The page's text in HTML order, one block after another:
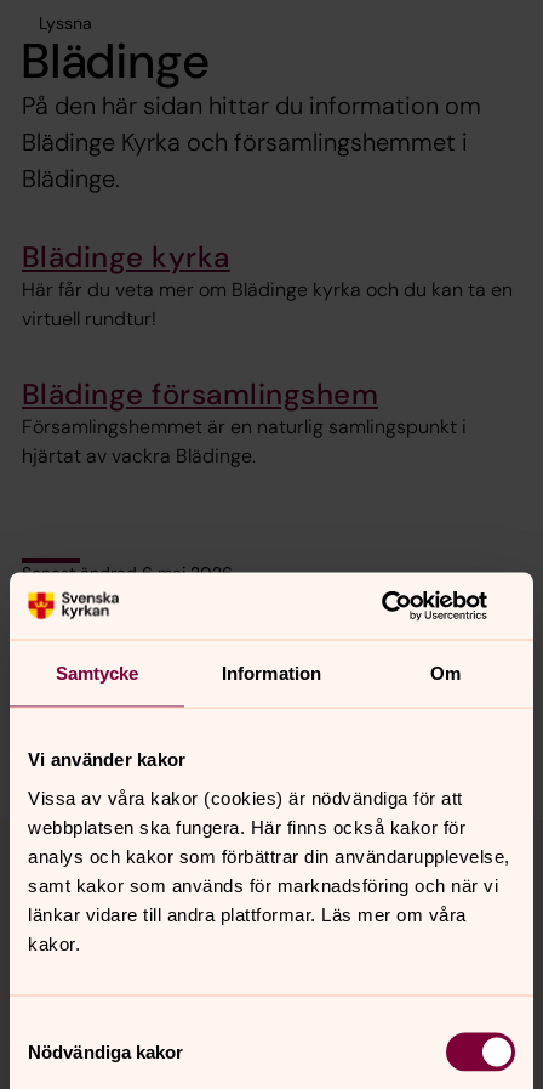
Samtycke Information Om
Vi använder kakor
Vissa av våra kakor (cookies) är nödvändiga för att
webbplatsen ska fungera. Här finns också kakor för
analys och kakor som förbättrar din användarupplevelse,
samt kakor som används för marknadsföring och när vi
länkar vidare till andra plattformar. Läs mer om våra
kakor.
Nödvändiga kakor
Lyssna
Blädinge
På den här sidan hittar du information om
Blädinge Kyrka och församlingshemmet i
Blädinge.
Blädinge kyrka
Här får du veta mer om Blädinge kyrka och du kan ta en
virtuell rundtur!
Blädinge församlingshem
Församlingshemmet är en naturlig samlingspunkt i
hjärtat av vackra Blädinge.
Senast ändrad 6 maj 2026
Synpunkter eller frågor på sidans
innehåll?
vislanda.pastorat@svenskakyrkan.se
Dela
Tillbaka till toppen
Tillbaka till innehållet
Kontakt
Kalender